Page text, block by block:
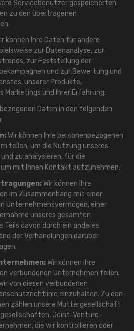
Servicebenutzer gespeicherten
zu den übertragenen
können Ihre Daten für andere
zur Datenanalyse, zur
zur Feststellung der
und zur Bewertung und
unserer Produkte,
Marketings und Ihrer Erfahrung.
Daten in den folgenden
Wir können Ihre personenbezogenen
teilen, um die Nutzung unseres
zu analysieren, für die
mit Ihnen Kontakt aufzunehmen.
Wir können Ihre
im Zusammenhang mit einer
Unternehmensvermögen, einer
unseres gesamten
Teils davon durch ein anderes
der Verhandlungen darüber
Wir können Ihre
verbundenen Unternehmen teilen.
von diesen verbundenen
einzuhalten. Zu den
zählen unsere Muttergesellschaft
Joint-Venture-
die wir kontrollieren oder